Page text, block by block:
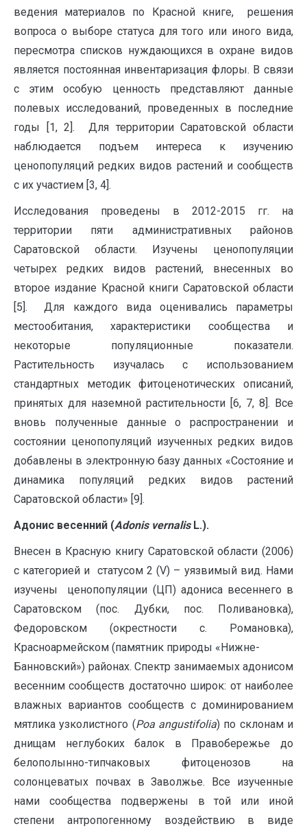
ведения материалов по Красной книге, решения
вопроса о выборе статуса для того или иного вида,
пересмотра списков нуждающихся в охране видов
является постоянная инвентаризация флоры. В связи
с этим особую ценность представляют данные
полевых исследований, проведенных в последние
годы [1, 2]. Для территории Саратовской области
наблюдается подъем интереса к изучению
ценопопуляций редких видов растений и сообществ
с их участием [3, 4].
Исследования проведены в 2012-2015 гг. на
территории пяти административных районов
Саратовской области. Изучены ценопопуляции
четырех редких видов растений, внесенных во
второе издание Красной книги Саратовской области
[5]. Для каждого вида оценивались параметры
местообитания, характеристики сообщества и
некоторые популяционные показатели.
Растительность изучалась с использованием
стандартных методик фитоценотических описаний,
принятых для наземной растительности [6, 7, 8]. Все
вновь полученные данные о распространении и
состоянии ценопопуляций изученных редких видов
добавлены в электронную базу данных «Состояние и
динамика популяций редких видов растений
Саратовской области» [9].
Адонис весенний (Adonis vernalisL.).
Внесен в Красную книгу Саратовской области (2006)
с категорией и статусом 2 (V) – уязвимый вид. Нами
изучены ценопопуляции (ЦП) адониса весеннего в
Саратовском (пос. Дубки, пос. Поливановка),
Федоровском (окрестности с. Романовка),
Красноармейском (памятник природы «Нижне-
Банновский») районах. Спектр занимаемых адонисом
весенним сообществ достаточно широк: от наиболее
влажных вариантов сообществ с доминированием
мятлика узколистного (Poa angustifolia) по склонам и
днищам неглубоких балок в Правобережье до
белополынно-типчаковых фитоценозов на
солонцеватых почвах в Заволжье. Все изученные
нами сообщества подвержены в той или иной
степени антропогенному воздействию в виде